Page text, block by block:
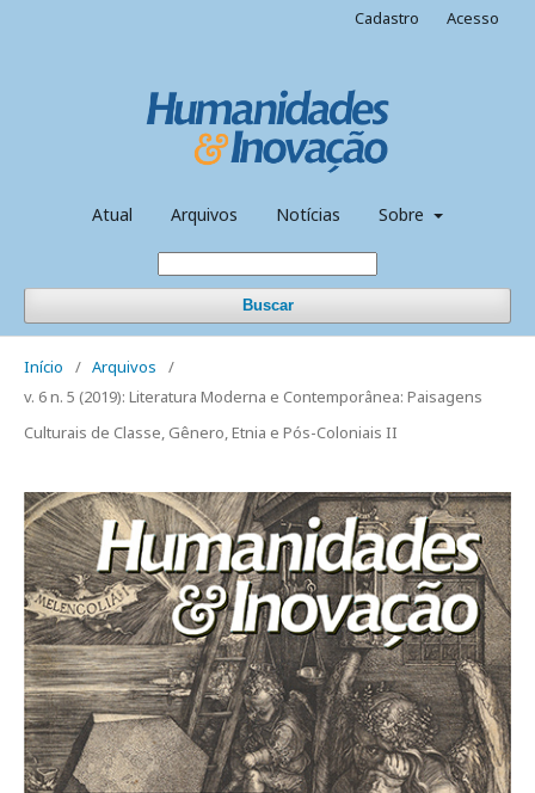
Atual Arquivos Notícias Sobre
Buscar
Cadastro Acesso
Início / Arquivos
/
v. 6 n. 5 (2019): Literatura Moderna e Contemporânea: Paisagens
Culturais de Classe, Gênero, Etnia e Pós-Coloniais II